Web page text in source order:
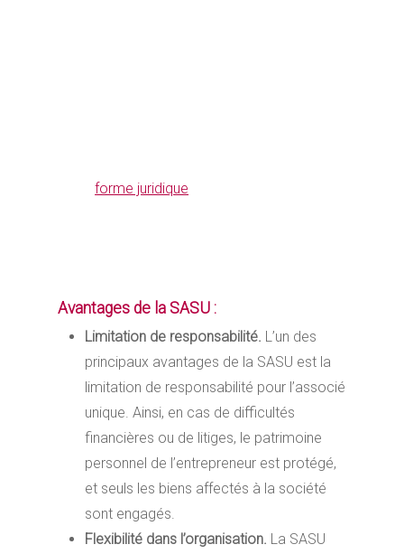
cetteforme juridique
Avantages de la SASU :
Limitation de responsabilité. L’un des
principaux avantages de la SASU est la
limitation de responsabilité pour l’associé
unique. Ainsi, en cas de difficultés
financières ou de litiges, le patrimoine
personnel de l’entrepreneur est protégé,
et seuls les biens affectés à la société
sont engagés.
Flexibilité dans l’organisation. La SASU